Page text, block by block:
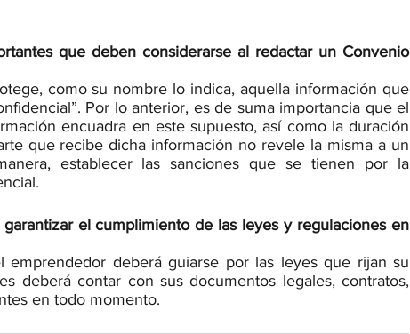
que deben considerarse al redactar un Convenio
como su nombre lo indica, aquella información que
Por lo anterior, es de suma importancia que el
encuadra en este supuesto, así como la duración
que recibe dicha información no revele la misma a un
establecer las sanciones que se tienen por la
el cumplimiento de las leyes y regulaciones en
emprendedor deberá guiarse por las leyes que rijan su
deberá contar con sus documentos legales, contratos,
en todo momento.